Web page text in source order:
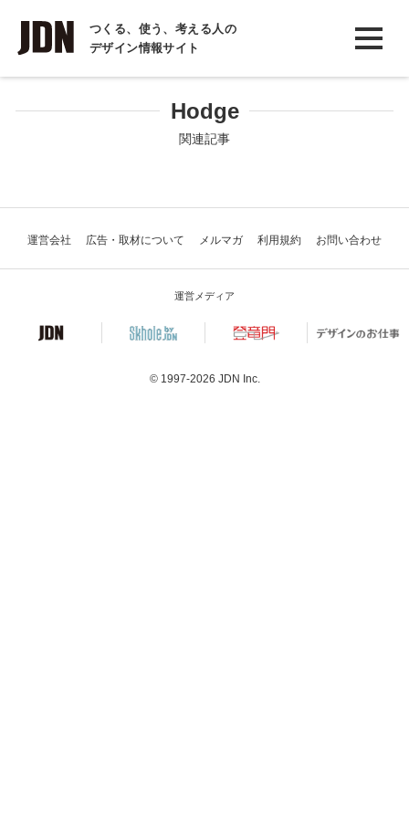
つくる、使う、考える人の
デザイン情報サイト
INTERVIEW
インタビュー
Hodge
関連記事
運営会社 広告・取材について メルマガ 利用規約 お問い合わせ
運営メディア
© 1997-2026 JDN Inc.